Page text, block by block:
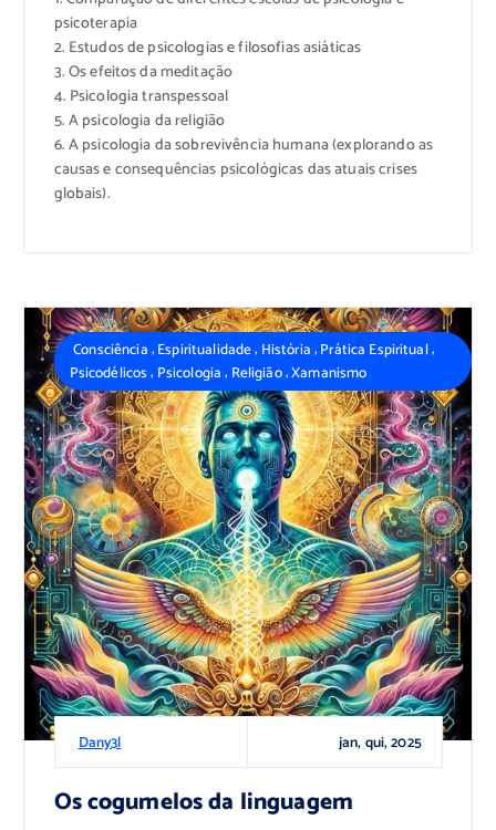
psicoterapia
2. Estudos de psicologias e filosofias asiáticas
3. Os efeitos da meditação
4. Psicologia transpessoal
5. A psicologia da religião
6. A psicologia da sobrevivência humana (explorando as
causas e consequências psicológicas das atuais crises
globais).
Dany3l jan, qui, 2025
Consciência,Espiritualidade, História,Prática Espiritual,
Psicodélicos, Psicologia, Religião,Xamanismo
Os cogumelos da linguagem